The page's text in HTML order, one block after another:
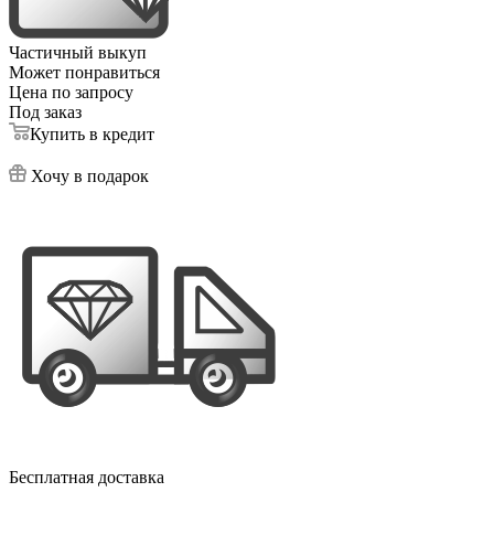
Частичный выкуп
Может понравиться
Цена по запросу
Под заказ
Купить в кредит
Хочу в подарок
Бесплатная доставка